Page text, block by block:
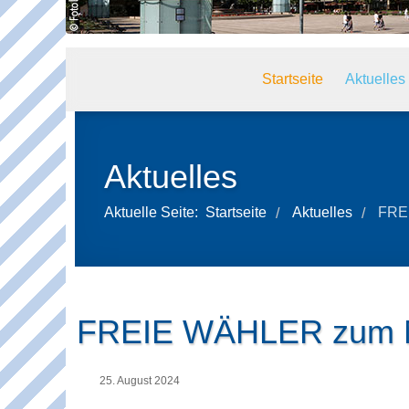
Startseite Aktuelles
Aktuelles
Aktuelle Seite: Startseite / Aktuelles /
FREIE WÄHLER
25. August 2024